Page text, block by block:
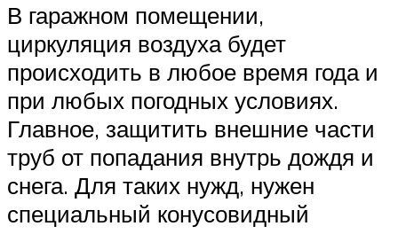
В гаражном помещении,
циркуляция воздуха будет
происходить в любое время года и
при любых погодных условиях.
Главное, защитить внешние части
труб от попадания внутрь дождя и
снега. Для таких нужд, нужен
специальный конусовидный